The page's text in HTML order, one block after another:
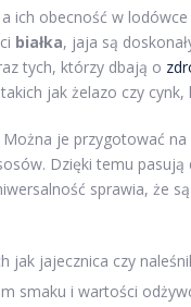
ich obecność w
białka, jaja są
tych, którzy dbają o
jak żelazo czy
Można je przygotować
Dzięki temu pasują
sprawia, że
jak jajecznica czy
smaku i wartości